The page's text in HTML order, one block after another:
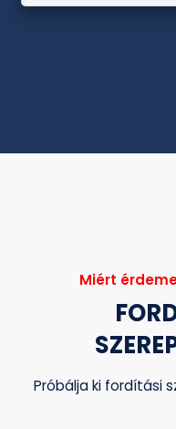
Miért
Próbálja ki fordítási